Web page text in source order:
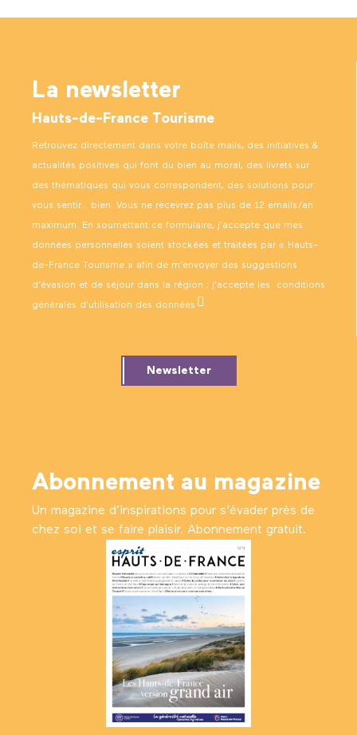
La newsletter
Hauts-de-France Tourisme
Retrouvez directement dans votre boîte mails, des initiatives &
actualités positives qui font du bien au moral, des livrets sur
des thématiques qui vous correspondent, des solutions pour
vous sentir… bien. Vous ne recevrez pas plus de 12 emails/an
maximum. En soumettant ce formulaire, j’accepte que mes
données personnelles soient stockées et traitées par « Hauts-
de-France Tourisme » afin de m’envoyer des suggestions
d’évasion et de séjour dans la région ; j’accepte les conditions
générales d’utilisation des données .
Newsletter
Abonnement au magazine
Un magazine d’inspirations pour s'évader près de
chez soi et se faire plaisir. Abonnement gratuit.